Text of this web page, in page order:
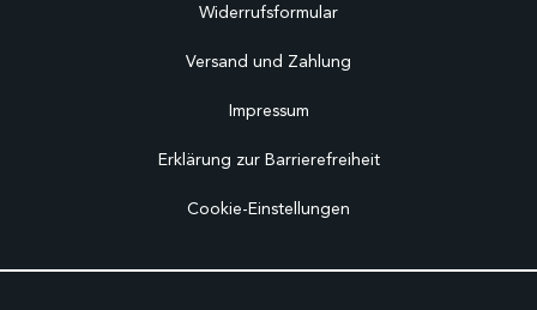
Widerrufsformular
Versand und Zahlung
Impressum
Erklärung zur Barrierefreiheit
Cookie-Einstellungen